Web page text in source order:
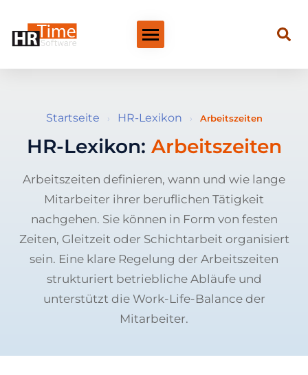
Startseite › HR-Lexikon › Arbeitszeiten
HR-Lexikon: Arbeitszeiten
Arbeitszeiten definieren, wann und wie lange
Mitarbeiter ihrer beruflichen Tätigkeit
nachgehen. Sie können in Form von festen
Zeiten, Gleitzeit oder Schichtarbeit organisiert
sein. Eine klare Regelung der Arbeitszeiten
strukturiert betriebliche Abläufe und
unterstützt die Work-Life-Balance der
Mitarbeiter.